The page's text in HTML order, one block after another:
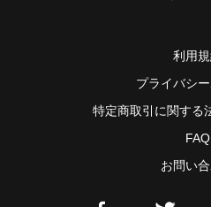
利用
プライバシ
特定商取引に関する
FAQ
お問い